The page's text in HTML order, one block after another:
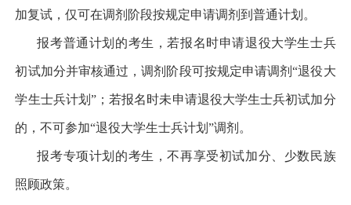
加复试，仅可在调剂阶段按规定申请调剂到普通计划。
报考普通计划的考生，若报名时申请退役大学生士兵
初试加分并审核通过，调剂阶段可按规定申请调剂“退役大
学生士兵计划 ” ；若报名时未申请退役大学生士兵初试加分
的，不可参加“退役大学生士兵计划”调剂。
报考专项计划的考生，不再享受初试加分、少数民族
照顾政策。